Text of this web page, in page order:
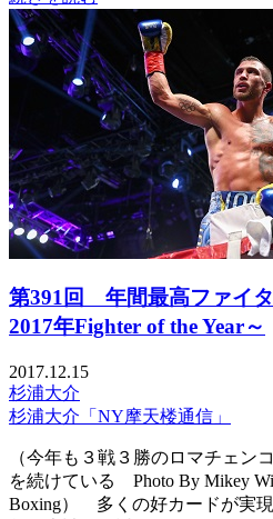
第391回 年間最高ファイ
2017年Fighter of the Year～
2017.12.15
杉浦大介
杉浦大介「NY摩天楼通信」
（今年も３戦３勝のロマチェン
を続けている Photo By Mikey
Boxing） 多くの好カードが実